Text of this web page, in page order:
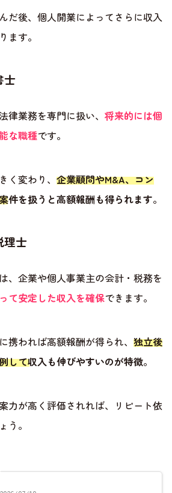
だ後、個人開業によってさらに収入
ます。
士
律業務を専門に扱い、 将来的には個
な職種です。
く変わり、 企業顧問やM&A、コン
件を扱うと高額報酬も得られます。
理士
、企業や個人事業主の会計・税務を
て安定した収入を確保できます。
携われば高額報酬が得られ、 独立後
して収入も伸びやすいのが特徴。
力が高く評価されれば、リピート依
う。